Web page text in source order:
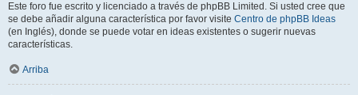
Este foro fue escrito y licenciado a través de phpBB Limited. Si usted cree que
se debe añadir alguna característica por favor visite Centro de phpBB Ideas
(en Inglés), donde se puede votar en ideas existentes o sugerir nuevas
características.
Arriba